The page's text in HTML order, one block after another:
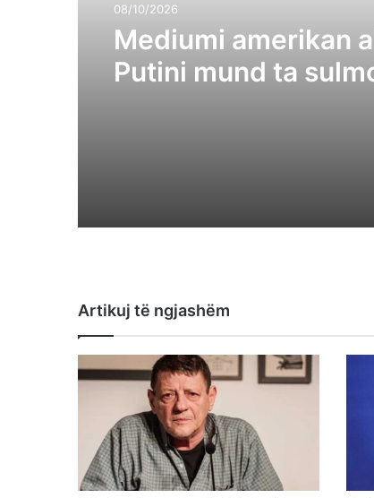
08/10/2026
Mediumi amerikan
Putini mund ta
Artikuj të ngjashëm